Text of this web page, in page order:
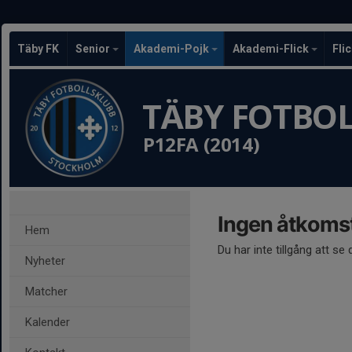
Täby FK Senior Akademi-Pojk Akademi-Flick
TÄBY
P12FA (2014)
Hem
Nyheter
Matcher
Kalender
Ingen
Du har inte tillgång att se